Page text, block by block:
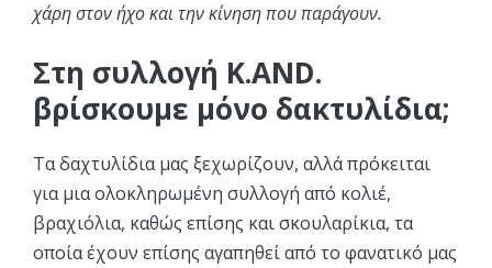
χάρη στον ήχο και την κίνηση που παράγουν.
Στη συλλογή K.AND.
βρίσκουμε μόνο δακτυλίδια;
Τα δαχτυλίδια μας ξεχωρίζουν, αλλά πρόκειται
για μια ολοκληρωμένη συλλογή από κολιέ,
βραχιόλια, καθώς επίσης και σκουλαρίκια, τα
οποία έχουν επίσης αγαπηθεί από το φανατικό μας